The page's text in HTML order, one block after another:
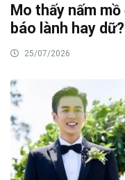
Mo thấy nấm
báo lành hay dữ?
25/07/2026